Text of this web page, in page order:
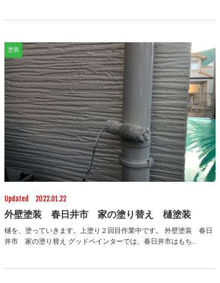
塗装
Updated 2022.01.22
外壁塗装 春日井市 家の塗り替え 樋塗装
樋を、塗っていきます。上塗り２回目作業中です。 外壁塗装 春日
井市 家の塗り替え グッドペインターでは、春日井市はもち..